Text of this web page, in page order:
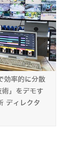
効率的に分散
」をデモす
ディレクタ